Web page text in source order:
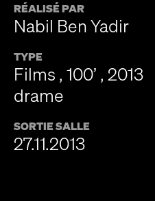
RÉALISÉ PAR
Nabil Ben Yadir
TYPE
Films , 100’ , 2013
drame
SORTIE SALLE
27.11.2013